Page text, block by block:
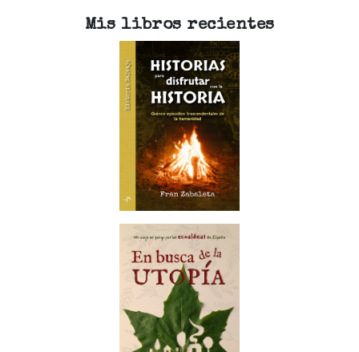
Mis libros recientes